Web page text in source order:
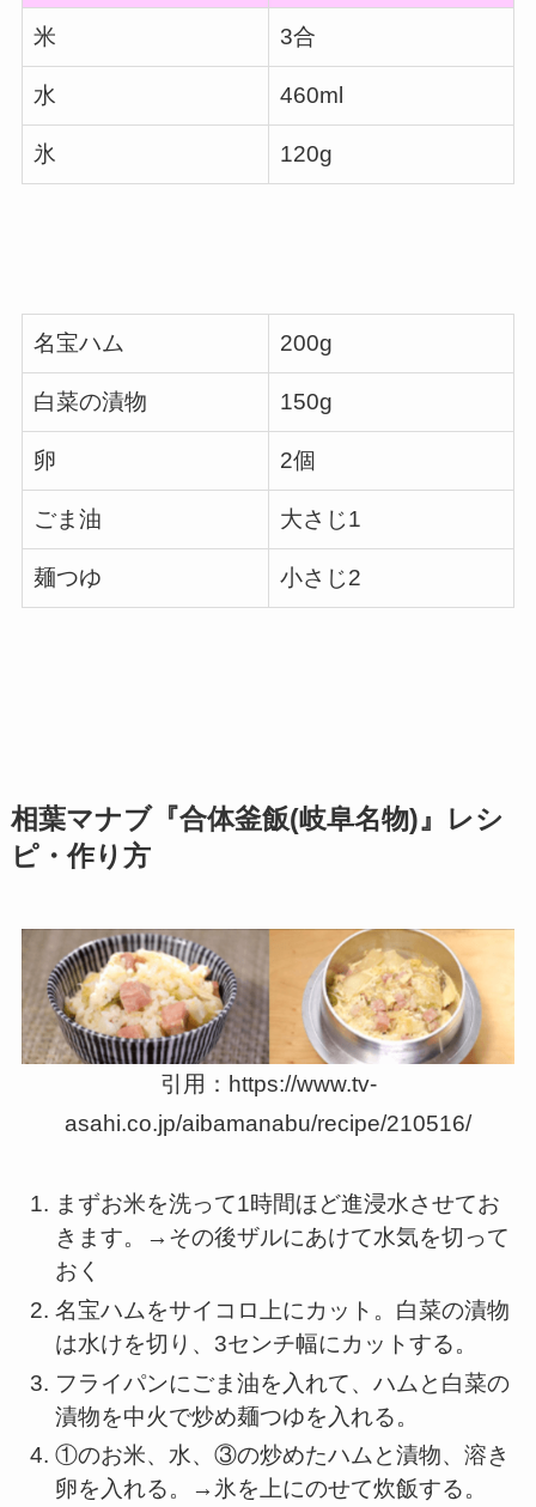
米 3合
水 460ml
氷 120g
名宝ハム 200g
白菜の漬物 150g
卵 2個
ごま油 大さじ1
麺つゆ 小さじ2
相葉マナブ『合体釜飯(岐阜名物)』レシ
ピ・作り方
引用：https://www.tv-
asahi.co.jp/aibamanabu/recipe/210516/
まずお米を洗って1時間ほど進浸水させてお
きます。→その後ザルにあけて水気を切って
おく
名宝ハムをサイコロ上にカット。白菜の漬物
は水けを切り、3センチ幅にカットする。
フライパンにごま油を入れて、ハムと白菜の
漬物を中火で炒め麺つゆを入れる。
①のお米、水、③の炒めたハムと漬物、溶き
卵を入れる。→氷を上にのせて炊飯する。